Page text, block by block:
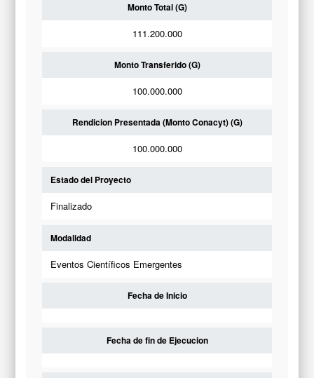
Monto Total (G)
111.200.000
Monto Transferido (G)
100.000.000
Rendicion Presentada (Monto Conacyt) (G)
100.000.000
Estado del Proyecto
Finalizado
Modalidad
Eventos Científicos Emergentes
Fecha de Inicio
Fecha de fin de Ejecucion